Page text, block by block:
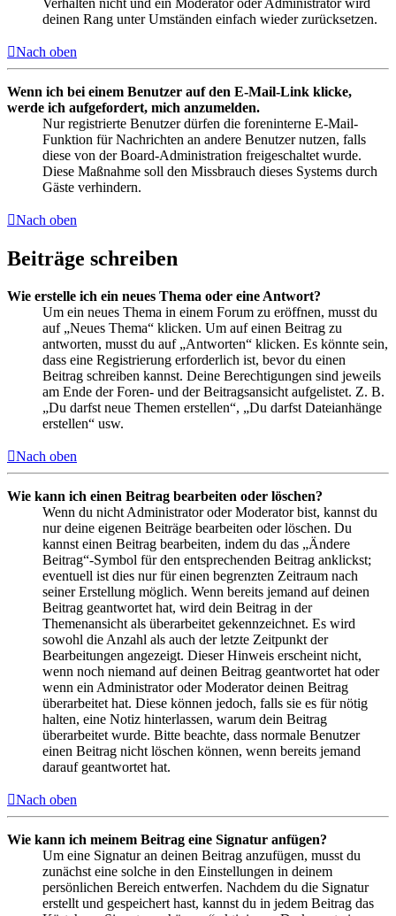
Verhalten nicht und ein Moderator oder Administrator wird
deinen Rang unter Umständen einfach wieder zurücksetzen.
Nach oben
Wenn ich bei einem Benutzer auf den E-Mail-Link klicke,
werde ich aufgefordert, mich anzumelden.
Nur registrierte Benutzer dürfen die foreninterne E-Mail-
Funktion für Nachrichten an andere Benutzer nutzen, falls
diese von der Board-Administration freigeschaltet wurde.
Diese Maßnahme soll den Missbrauch dieses Systems durch
Gäste verhindern.
Nach oben
Beiträge schreiben
Wie erstelle ich ein neues Thema oder eine Antwort?
Um ein neues Thema in einem Forum zu eröffnen, musst du
auf „Neues Thema“ klicken. Um auf einen Beitrag zu
antworten, musst du auf „Antworten“ klicken. Es könnte sein,
dass eine Registrierung erforderlich ist, bevor du einen
Beitrag schreiben kannst. Deine Berechtigungen sind jeweils
am Ende der Foren- und der Beitragsansicht aufgelistet. Z. B.
„Du darfst neue Themen erstellen“, „Du darfst Dateianhänge
erstellen“ usw.
Nach oben
Wie kann ich einen Beitrag bearbeiten oder löschen?
Wenn du nicht Administrator oder Moderator bist, kannst du
nur deine eigenen Beiträge bearbeiten oder löschen. Du
kannst einen Beitrag bearbeiten, indem du das „Ändere
Beitrag“-Symbol für den entsprechenden Beitrag anklickst;
eventuell ist dies nur für einen begrenzten Zeitraum nach
seiner Erstellung möglich. Wenn bereits jemand auf deinen
Beitrag geantwortet hat, wird dein Beitrag in der
Themenansicht als überarbeitet gekennzeichnet. Es wird
sowohl die Anzahl als auch der letzte Zeitpunkt der
Bearbeitungen angezeigt. Dieser Hinweis erscheint nicht,
wenn noch niemand auf deinen Beitrag geantwortet hat oder
wenn ein Administrator oder Moderator deinen Beitrag
überarbeitet hat. Diese können jedoch, falls sie es für nötig
halten, eine Notiz hinterlassen, warum dein Beitrag
überarbeitet wurde. Bitte beachte, dass normale Benutzer
einen Beitrag nicht löschen können, wenn bereits jemand
darauf geantwortet hat.
Nach oben
Wie kann ich meinem Beitrag eine Signatur anfügen?
Um eine Signatur an deinen Beitrag anzufügen, musst du
zunächst eine solche in den Einstellungen in deinem
persönlichen Bereich entwerfen. Nachdem du die Signatur
erstellt und gespeichert hast, kannst du in jedem Beitrag das